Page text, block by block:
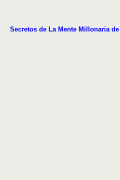
Secretos de La Mente Millonaria